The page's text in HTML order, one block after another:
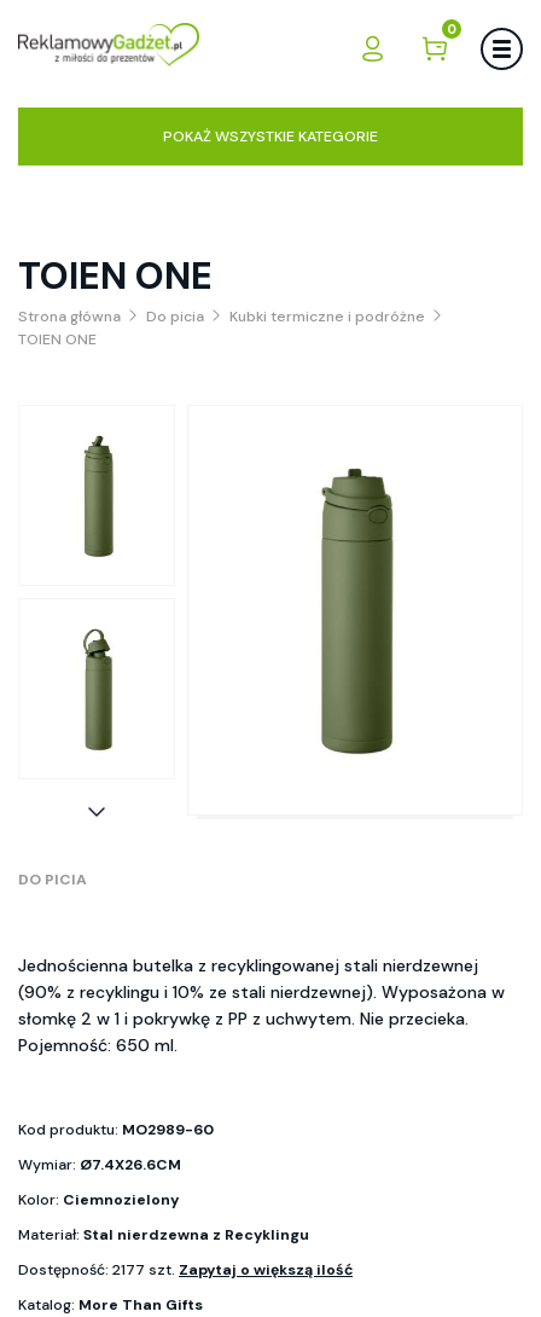
0
POKAŻ WSZYSTKIE KATEGORIE
TOIEN ONE
Strona główna Do picia
Kubki termiczne i podróżne
TOIEN ONE
DO PICIA
Jednościenna butelka z recyklingowanej stali nierdzewnej
(90% z recyklingu i 10% ze stali nierdzewnej). Wyposażona w
słomkę 2 w 1 i pokrywkę z PP z uchwytem. Nie przecieka.
Pojemność: 650 ml.
Kod produktu: MO2989-60
Wymiar: Ø7.4X26.6CM
Kolor: Ciemnozielony
Materiał: Stal nierdzewna z Recyklingu
Dostępność: 2177 szt. Zapytaj o większą ilość
Katalog: More Than Gifts